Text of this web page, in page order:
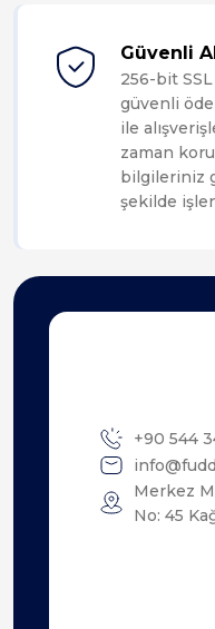
Güvenli
256-bit SSL
güvenli
ile
zaman
bilgileriniz
şekilde
+90 544
Merkez
No: 45